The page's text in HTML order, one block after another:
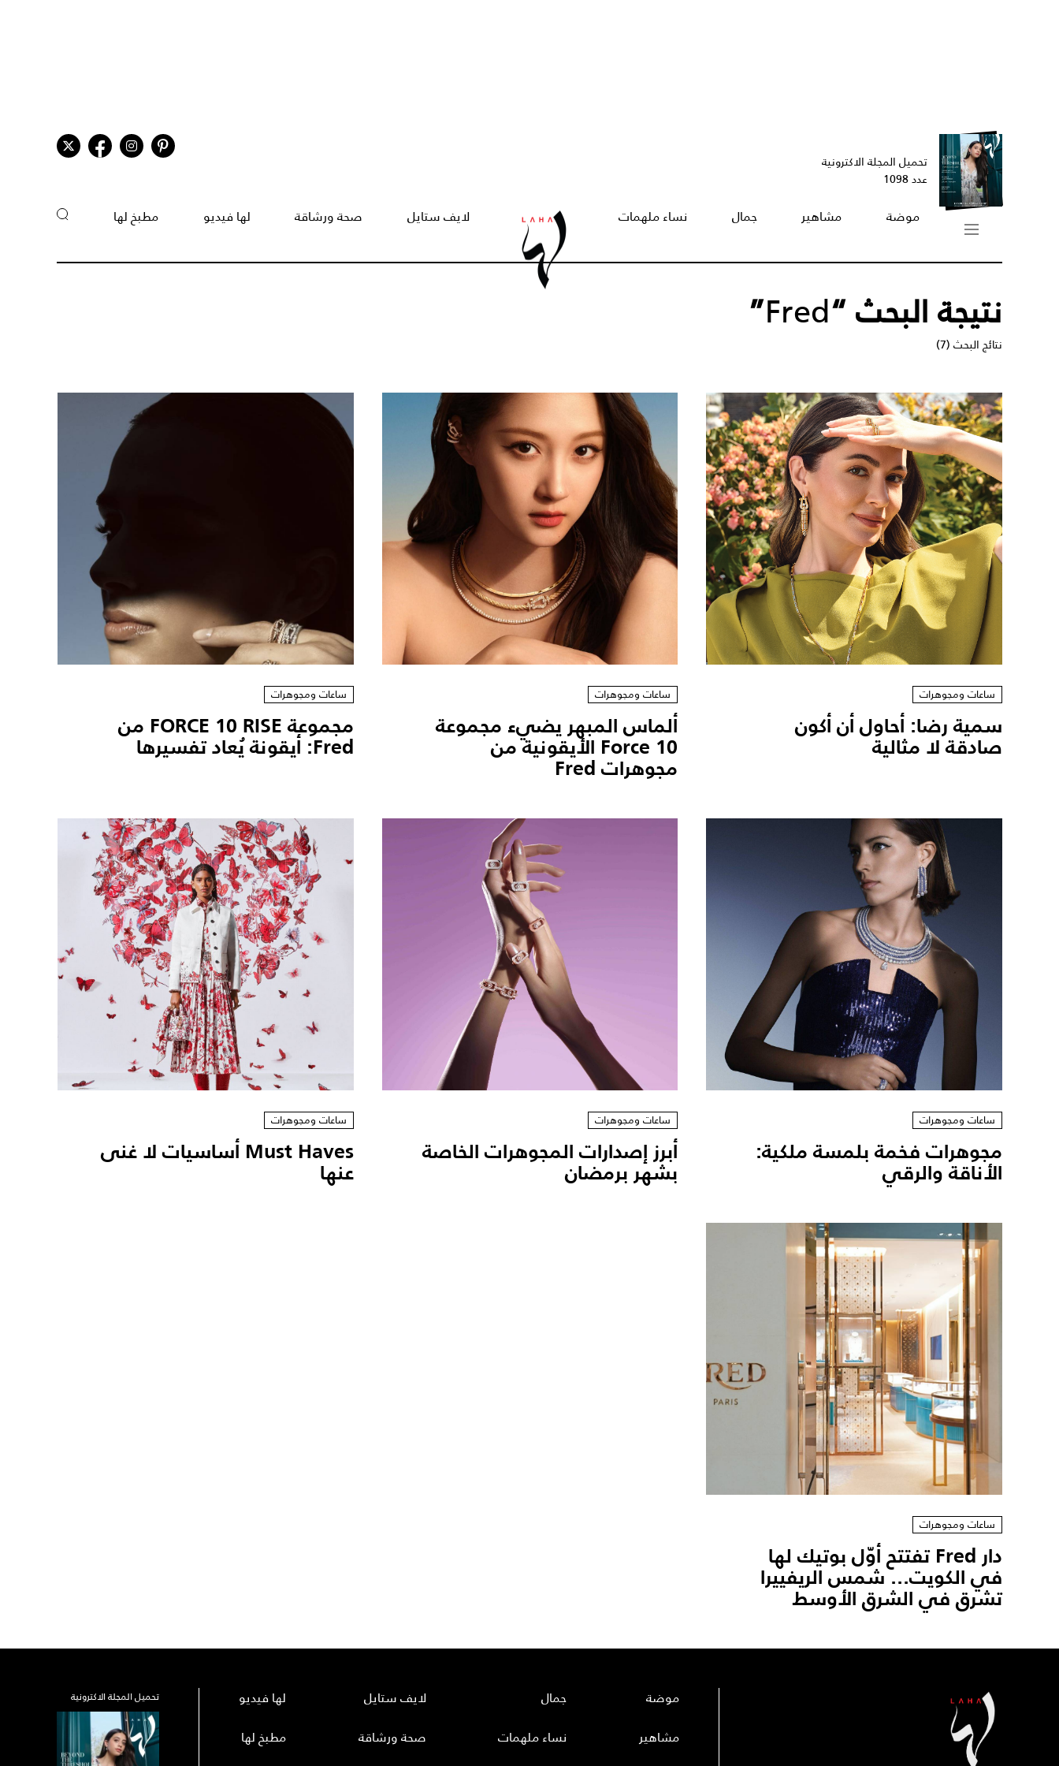
تحميل المجلة الاكترونية
عدد 1098
موضة مشاهير جمال نساء ملهمات لايف ستايل صحة ورشاقة لها فيديو مطبخ لها
نتيجة البحث “Fred
”
نتائج البحث (7)
ساعات ومجوهرات
سمية رضا: أحاول أن أكون
صادقة لا مثالية
ساعات ومجوهرات
ألماس المبهر يضيء مجموعة
Force 10 الأيقونية من
مجوهرات Fred
ساعات ومجوهرات
مجموعة FORCE 10 RISE من
Fred: أيقونة يُعاد تفسيرها
ساعات ومجوهرات
مجوهرات فخمة بلمسة ملكية:
الأناقة والرقي
ساعات ومجوهرات
أبرز إصدارات المجوهرات الخاصة
بشهر برمضان
ساعات ومجوهرات
Must Haves أساسيات لا غنى
عنها
ساعات ومجوهرات
دار Fred تفتتح أوّل بوتيك لها
في الكويت... شمس الريفييرا
تشرق في الشرق الأوسط
موضة
مشاهير
جمال
نساء ملهمات
لايف ستايل
صحة ورشاقة
لها فيديو
مطبخ لها
تحميل المجلة الاكترونية